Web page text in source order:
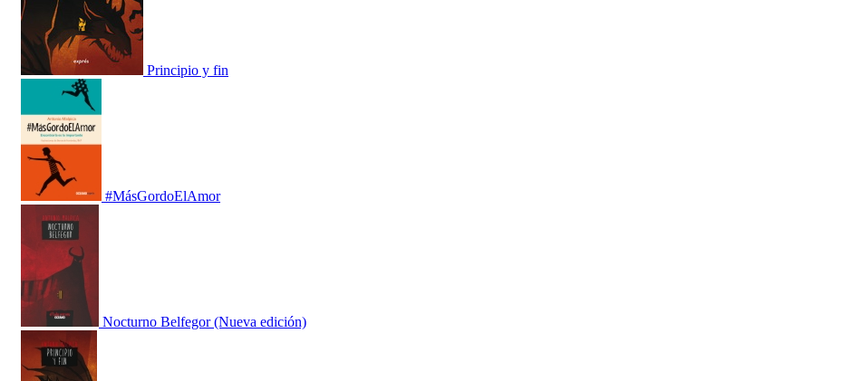
Principio y fin
#MásGordoElAmor
Nocturno Belfegor (Nueva edición)